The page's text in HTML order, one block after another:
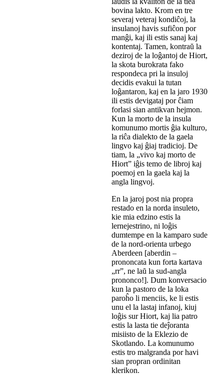
bovina lakto. Krom en tre
severaj veteraj kondiĉoj, la
insulanoj havis sufiĉon por
manĝi, kaj ili estis sanaj kaj
kontentaj. Tamen, kontraŭ la
deziroj de la loĝantoj de Hiort,
la skota burokrata fako
respondeca pri la insuloj
decidis evakui la tutan
loĝantaron, kaj en la jaro 1930
ili estis devigataj por ĉiam
forlasi sian antikvan hejmon.
Kun la morto de la insula
komunumo mortis ĝia kulturo,
la riĉa dialekto de la gaela
lingvo kaj ĝiaj tradicioj. De
tiam, la „vivo kaj morto de
Hiort” iĝis temo de libroj kaj
poemoj en la gaela kaj la
angla lingvoj.
En la jaroj post nia propra
restado en la norda insuleto,
kie mia edzino estis la
lernejestrino, ni loĝis
dumtempe en la kamparo sude
de la nord-orienta urbego
Aberdeen [aberdin –
prononcata kun forta kartava
„rr”, ne laŭ la sud-angla
prononco!]. Dum konversacio
kun la pastoro de la loka
paroĥo li menciis, ke li estis
unu el la lastaj infanoj, kiuj
loĝis sur Hiort, kaj lia patro
estis la lasta tie deĵoranta
misiisto de la Eklezio de
Skotlando. La komunumo
estis tro malgranda por havi
sian propran ordinitan
klerikon.